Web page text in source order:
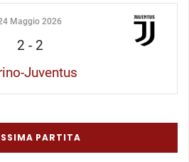
Maggio 2026
2 - 2
Juventus
PARTITA